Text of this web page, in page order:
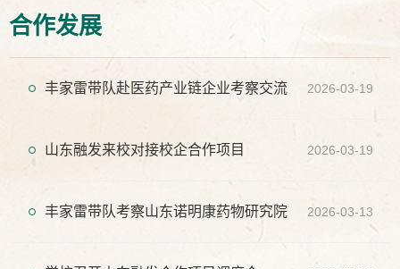
合作发展
丰家雷带队赴医药产业链企业考察交流 2026-03-19
山东融发来校对接校企合作项目 2026-03-19
丰家雷带队考察山东诺明康药物研究院 2026-03-13